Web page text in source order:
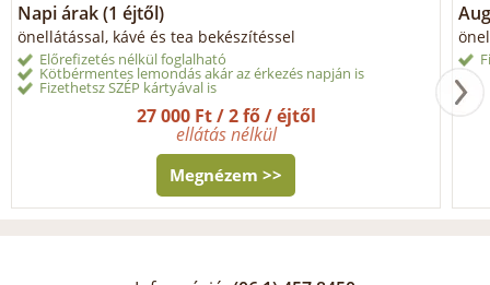
Napi árak (1 éjtől)
önellátással, kávé és tea bekészítéssel
Előrefizetés nélkül foglalható
Kötbérmentes lemondás akár az érkezés napján is
Fizethetsz SZÉP kártyával is
27 000 Ft / 2 fő / éjtől
ellátás nélkül
Megnézem >>